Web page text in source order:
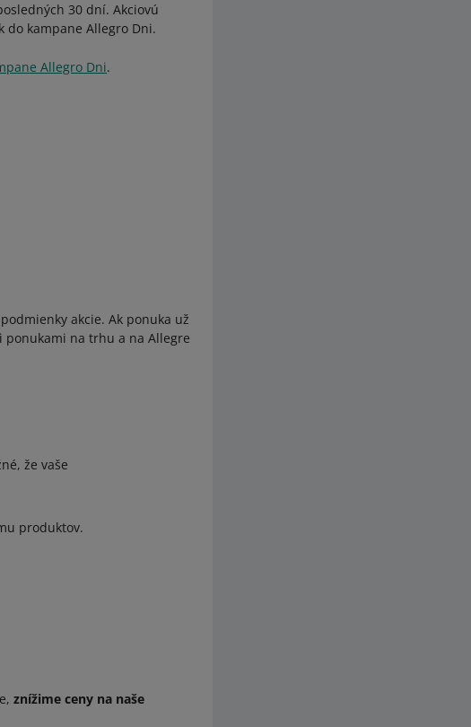
30 dní. Akciovú
do kampane Allegro Dni.
Allegro Dni.
akcie. Ak ponuka už
ponukami na trhu a na Allegre
že vaše
produktov.
znížime ceny na naše